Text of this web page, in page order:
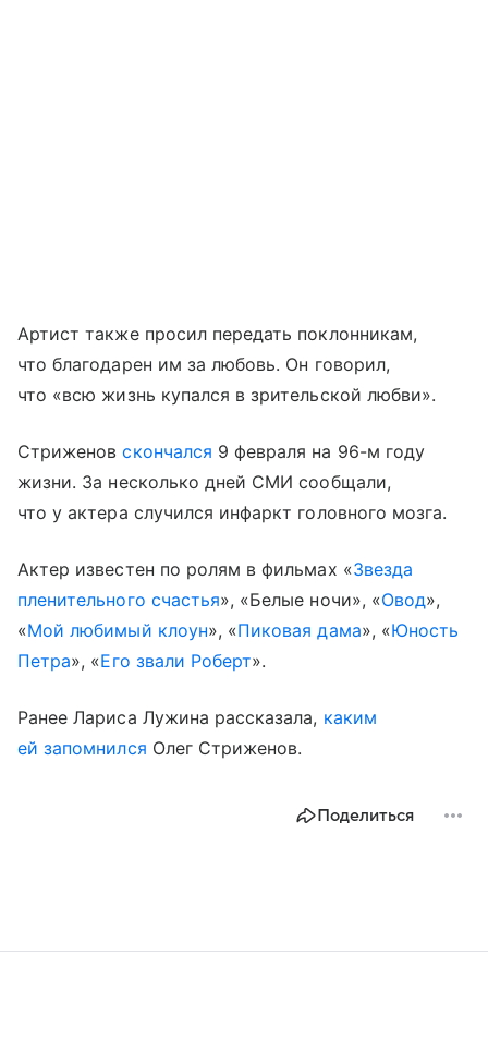
Артист также просил передать поклонникам,
что благодарен им за любовь. Он говорил,
что «всю жизнь купался в зрительской любви».
Стриженовскончался 9 февраля на 96-м году
жизни. За несколько дней СМИ сообщали,
что у актера случился инфаркт головного мозга.
Актер известен по ролям в фильмах «Звезда
пленительного счастья», «Белые ночи», «Овод»,
«Мой любимый клоун», «Пиковая дама», «Юность
Петра», «Его звали Роберт».
Ранее Лариса Лужина рассказала, каким
ей запомнился Олег Стриженов.
Поделиться